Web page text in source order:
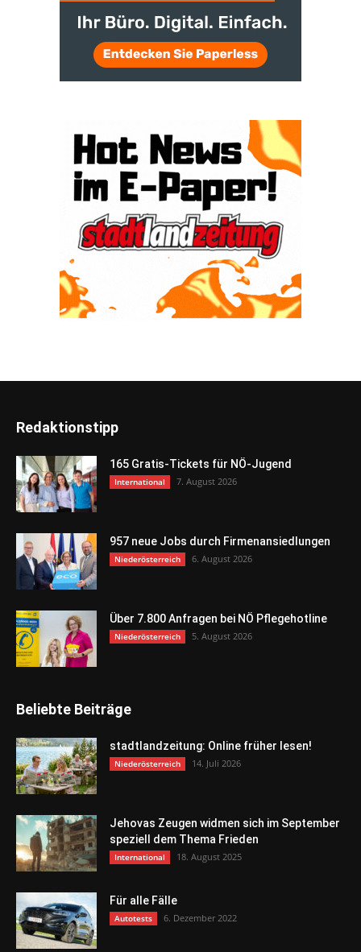
Redaktionstipp
165 Gratis-Tickets für NÖ-Jugend
International 7. August 2026
957 neue Jobs durch Firmenansiedlungen
Niederösterreich 6. August 2026
Über 7.800 Anfragen bei NÖ Pflegehotline
Niederösterreich 5. August 2026
Beliebte Beiträge
stadtlandzeitung: Online früher lesen!
Niederösterreich 14. Juli 2026
Jehovas Zeugen widmen sich im September
speziell dem Thema Frieden
International 18. August 2025
Für alle Fälle
Autotests 6. Dezember 2022